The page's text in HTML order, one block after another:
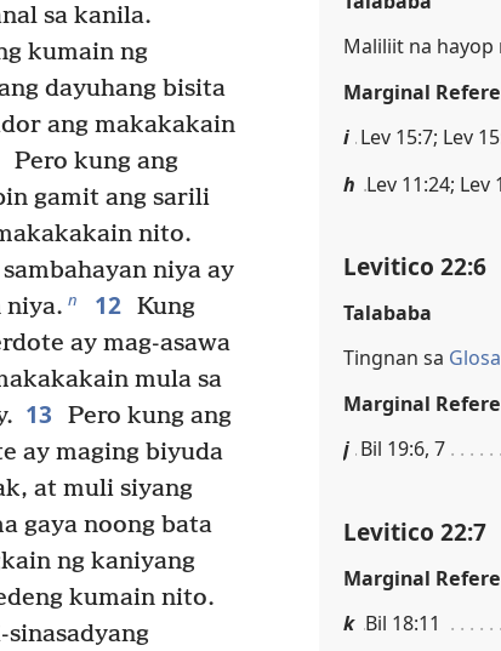
sa kanila.
kumain ng
dayuhang bisita
ang makakakain
Pero kung ang
gamit ang sarili
nito.
niya ay
niya. n 12 Kung
ay mag-asawa
mula sa
13
Pero kung ang
ay maging biyuda
at muli siyang
gaya noong bata
ng kaniyang
kumain nito.
sinasadyang
Maliliit na hayop
Marginal
i Lev 15:7; Lev
h Lev 11:24; Lev
Levitico 22:6
Talababa
Tingnan sa
Marginal
j Bil 19:6, 7
Levitico 22:7
Marginal
k Bil 18:11